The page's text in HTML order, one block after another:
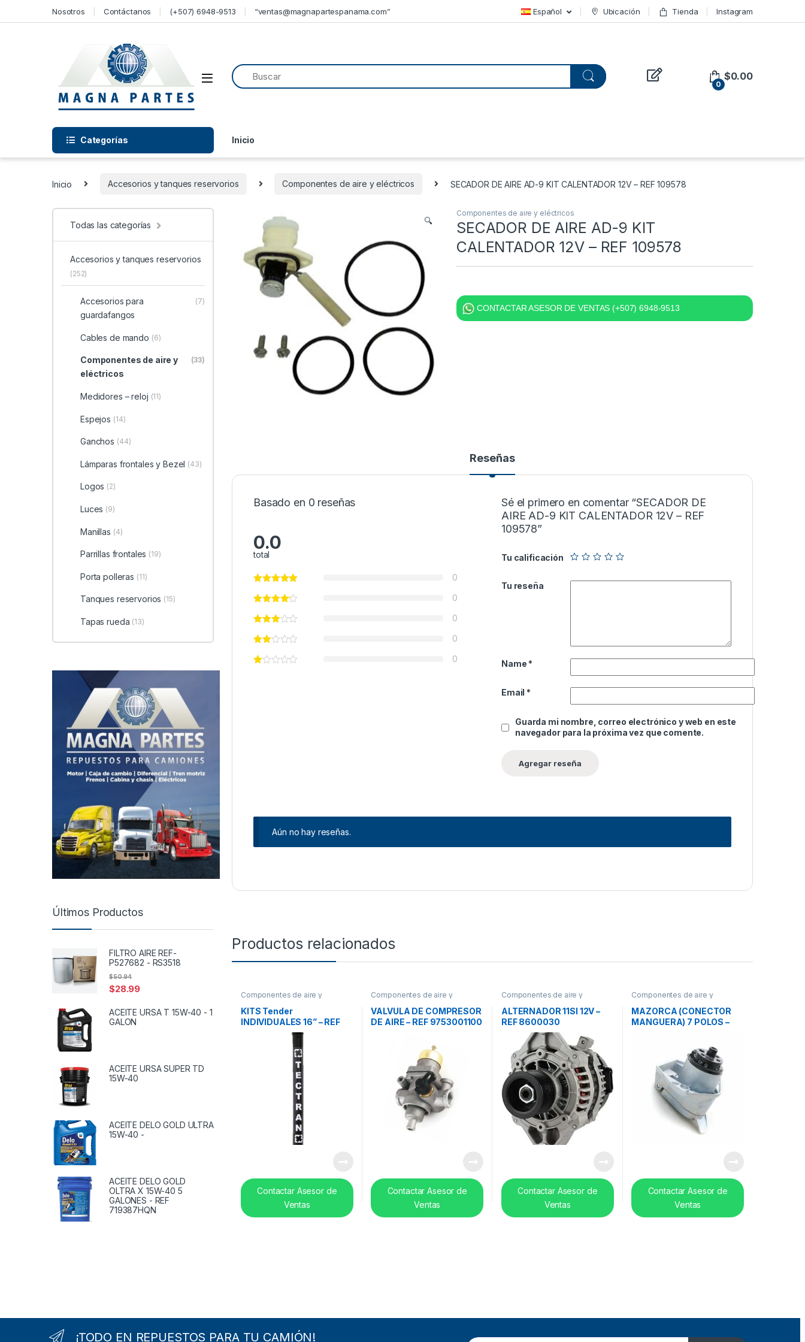
Nosotros Contáctanos (+507) 6948-9513 “ventas@magnapartespanama.com” Español Ubicación Tienda Instagram
0
$0.00
Categorías Inicio
Inicio Accesorios y tanques reservorios Componentes de aire y eléctricos SECADOR DE AIRE AD-9 KIT CALENTADOR 12V – REF 109578
🔍
Componentes de aire y eléctricos
SECADOR DE AIRE AD-9 KIT
CALENTADOR 12V – REF 109578
CONTACTAR ASESOR DE VENTAS (+507) 6948-9513
Reseñas
Basado en 0 reseñas
0.0
total
0
0
0
0
0
Sé el primero en comentar “SECADOR DE
AIRE AD-9 KIT CALENTADOR 12V – REF
109578”
Tu calificación
Tu reseña
Name *
Email *
Guarda mi nombre, correo electrónico y web en este
navegador para la próxima vez que comente.
Aún no hay reseñas.
Productos relacionados
Componentes de aire y
KITS Tender
INDIVIDUALES 16” – REF
Contactar Asesor de
Ventas
Componentes de aire y
VALVULA DE COMPRESOR
DE AIRE – REF 9753001100
Contactar Asesor de
Ventas
Componentes de aire y
ALTERNADOR 11SI 12V –
REF 8600030
Contactar Asesor de
Ventas
Componentes de aire y
MAZORCA (CONECTOR
MANGUERA) 7 POLOS –
Contactar Asesor de
Ventas
Todas las categorías
Accesorios y tanques reservorios
(252)
Accesorios para
guardafangos
(7)
Cables de mando (6)
Componentes de aire y
eléctricos
(33)
Medidores – reloj (11)
Espejos (14)
Ganchos (44)
Lámparas frontales y Bezel (43)
Logos (2)
Luces (9)
Manillas (4)
Parrillas frontales (19)
Porta polleras (11)
Tanques reservorios (15)
Tapas rueda (13)
Últimos Productos
FILTRO AIRE REF-
P527682 - RS3518
$28.99
$50.94
ACEITE URSA T 15W-40 - 1
GALON
ACEITE URSA SUPER TD
15W-40
ACEITE DELO GOLD ULTRA
15W-40 -
ACEITE DELO GOLD
OLTRA X 15W-40 5
GALONES - REF
719387HQN
¡TODO EN REPUESTOS PARA TU CAMIÓN!